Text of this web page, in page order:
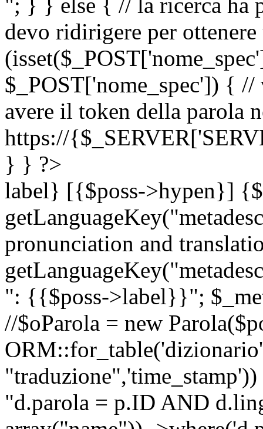
"; } } else { // la ricerca ha
devo ridirigere per
$_POST['nome_spec']) {
avere il token della parola
https://
} } ?>
label} [{$poss->hypen}]
pronunciation and
": {{$poss->label}}";
//$oParola = new
"d.parola = p.ID AND